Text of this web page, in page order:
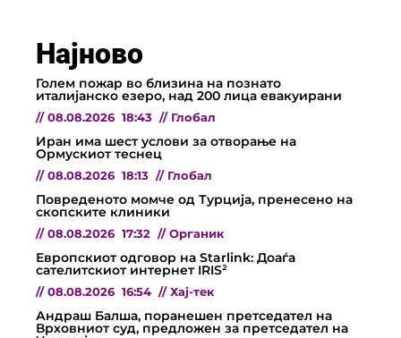
Најново
Голем пожар во близина на познато
италијанско езеро, над 200 лица евакуирани
// 08.08.2026 18:43 // Глобал
Иран има шест услови за отворање на
Ормускиот теснец
// 08.08.2026 18:13 // Глобал
Повреденото момче од Турција, пренесено на
скопските клиники
// 08.08.2026 17:32 // Органик
Европскиот одговор на Starlink: Доаѓа
сателитскиот интернет IRIS²
// 08.08.2026 16:54 // Хај-тек
Андраш Балша, поранешен претседател на
Врховниот суд, предложен за претседател на